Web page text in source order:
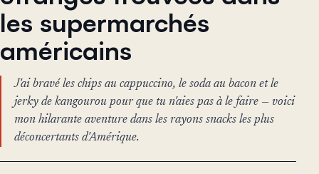
les supermarchés
américains
J'ai bravé les chips au cappuccino, le soda au bacon et le
jerky de kangourou pour que tu n'aies pas à le faire — voici
mon hilarante aventure dans les rayons snacks les plus
déconcertants d'Amérique.